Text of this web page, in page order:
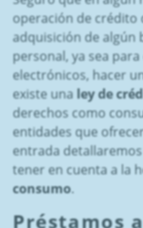
operación de crédito
adquisición de algún
personal, ya sea
electrónicos, hacer
existe unaley de
derechos como
entidades que
entrada
tener en cuenta a la
consumo.
Préstamos